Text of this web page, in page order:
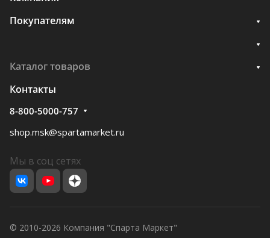
Покупателям
Каталог товаров
Контакты
8-800-5000-757
shop.msk@spartamarket.ru
Мы в соц сетях
© 2010-2026 Компания "Спарта Маркет"